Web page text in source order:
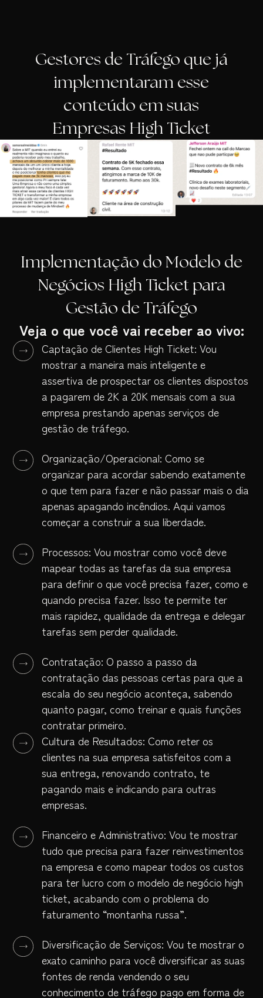
Gestores de Tráfego que já
implementaram esse
conteúdo em suas
Empresas High Ticket
Implementação do Modelo de
Negócios High Ticket para
Gestão de Tráfego
Veja o que você vai receber ao vivo:
Captação de Clientes High Ticket: Vou
mostrar a maneira mais inteligente e
assertiva de prospectar os clientes dispostos
a pagarem de 2K a 20K mensais com a sua
empresa prestando apenas serviços de
gestão de tráfego.
Organização/Operacional: Como se
organizar para acordar sabendo exatamente
o que tem para fazer e não passar mais o dia
apenas apagando incêndios. Aqui vamos
começar a construir a sua liberdade.
Processos: Vou mostrar como você deve
mapear todas as tarefas da sua empresa
para definir o que você precisa fazer, como e
quando precisa fazer. Isso te permite ter
mais rapidez, qualidade da entrega e delegar
tarefas sem perder qualidade.
Contratação: O passo a passo da
contratação das pessoas certas para que a
escala do seu negócio aconteça, sabendo
quanto pagar, como treinar e quais funções
contratar primeiro.
Cultura de Resultados: Como reter os
clientes na sua empresa satisfeitos com a
sua entrega, renovando contrato, te
pagando mais e indicando para outras
empresas.
Financeiro e Administrativo: Vou te mostrar
tudo que precisa para fazer reinvestimentos
na empresa e como mapear todos os custos
para ter lucro com o modelo de negócio high
ticket, acabando com o problema do
faturamento “montanha russa”.
Diversificação de Serviços: Vou te mostrar o
exato caminho para você diversificar as suas
fontes de renda vendendo o seu
conhecimento de tráfego pago em forma de